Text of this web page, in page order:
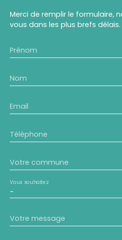
Merci de remplir le formulaire,
vous dans les plus brefs délais.
Prénom
Nom
Email
Téléphone
Votre commune
-
Vous souhaitez
Votre message